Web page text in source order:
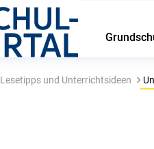
Lesetipps und Unterrichtsideen